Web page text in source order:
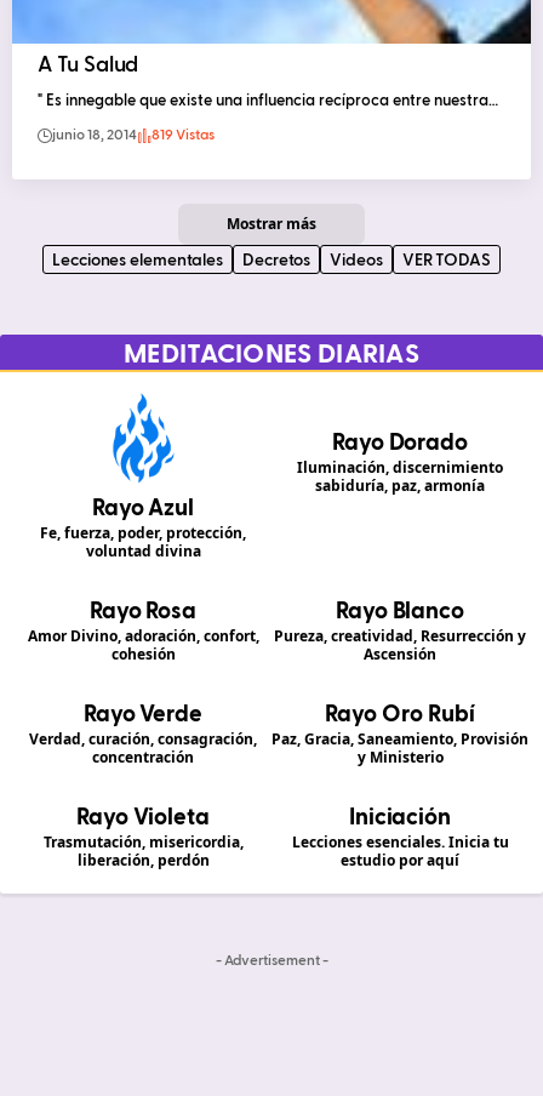
A Tu Salud
" Es innegable que existe una influencia recíproca entre nuestra…
junio 18, 2014 819 Vistas
Mostrar más
Lecciones elementales Decretos Videos VER TODAS
MEDITACIONES DIARIAS
Rayo Azul
Fe, fuerza, poder, protección,
voluntad divina
Rayo Dorado
Iluminación, discernimiento
sabiduría, paz, armonía
Rayo Rosa
Amor Divino, adoración, confort,
cohesión
Rayo Blanco
Pureza, creatividad, Resurrección y
Ascensión
Rayo Verde
Verdad, curación, consagración,
concentración
Rayo Oro Rubí
Paz, Gracia, Saneamiento, Provisión
y Ministerio
Rayo Violeta
Trasmutación, misericordia,
liberación, perdón
Iniciación
Lecciones esenciales. Inicia tu
estudio por aquí
- Advertisement -